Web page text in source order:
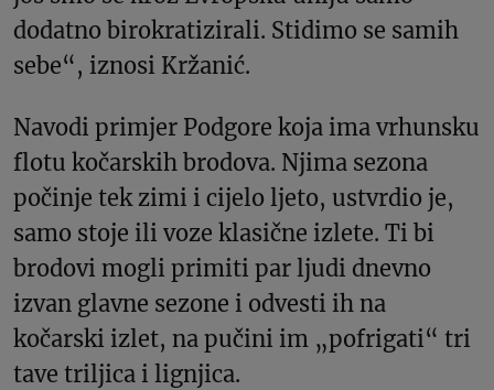
dodatno birokratizirali. Stidimo se samih
sebe“, iznosi Kržanić.
Navodi primjer Podgore koja ima vrhunsku
flotu kočarskih brodova. Njima sezona
počinje tek zimi i cijelo ljeto, ustvrdio je,
samo stoje ili voze klasične izlete. Ti bi
brodovi mogli primiti par ljudi dnevno
izvan glavne sezone i odvesti ih na
kočarski izlet, na pučini im „pofrigati“ tri
tave triljica i lignjica.